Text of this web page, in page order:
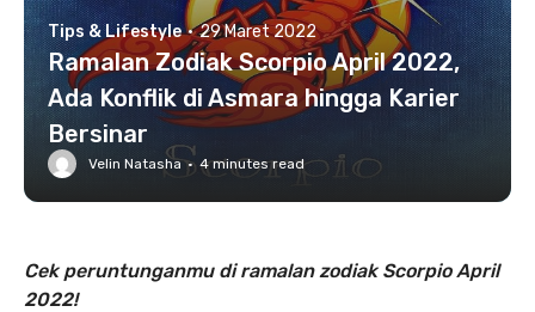
Tips & Lifestyle · 29 Maret 2022
Ramalan Zodiak Scorpio April 2022,
Ada Konflik di Asmara hingga Karier
Bersinar
Velin Natasha · 4minutes read
Cek peruntunganmu di ramalan zodiak Scorpio April
2022!